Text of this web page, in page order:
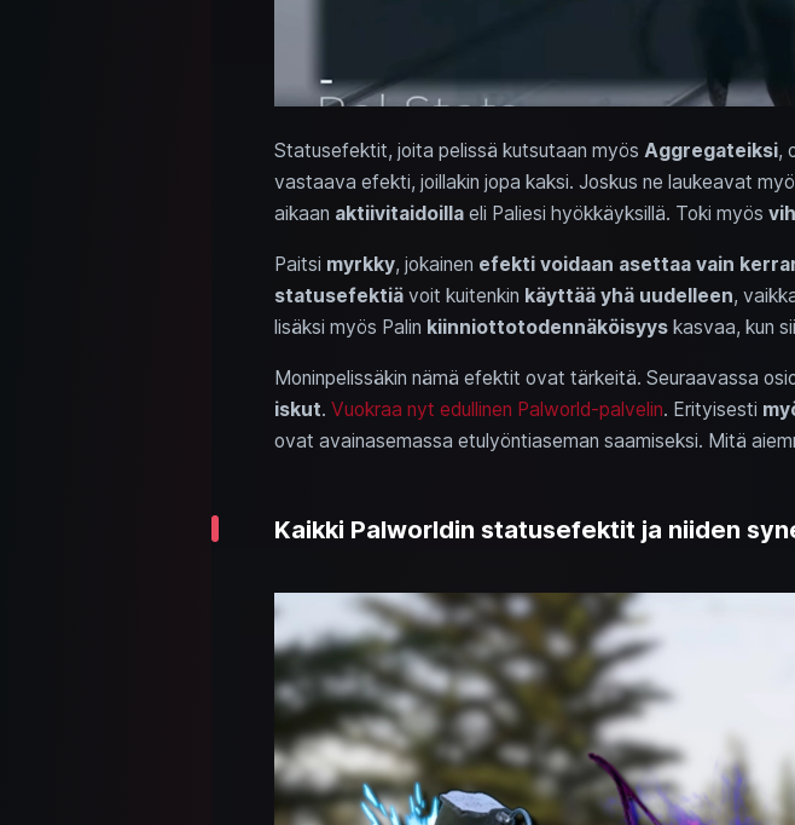
Statusefektit, joita pelissä kutsutaan myös Aggregateiksi,
vastaava efekti, joillakin jopa kaksi. Joskus ne laukeavat
aikaan aktiivitaidoillaeli Paliesi hyökkäyksillä. Toki myös
Paitsi myrkky, jokainen efekti voidaan asettaa vain
statusefektiävoit kuitenkin käyttää yhä uudelleen,
lisäksi myös Palin kiinniottotodennäköisyyskasvaa, kun
Moninpelissäkin nämä efektit ovat tärkeitä. Seuraavassa
iskut. Vuokraa nyt edullinen Palworld-palvelin. Erityisesti
ovat avainasemassa etulyöntiaseman saamiseksi. Mitä
Kaikki Palworldin statusefektit ja niiden